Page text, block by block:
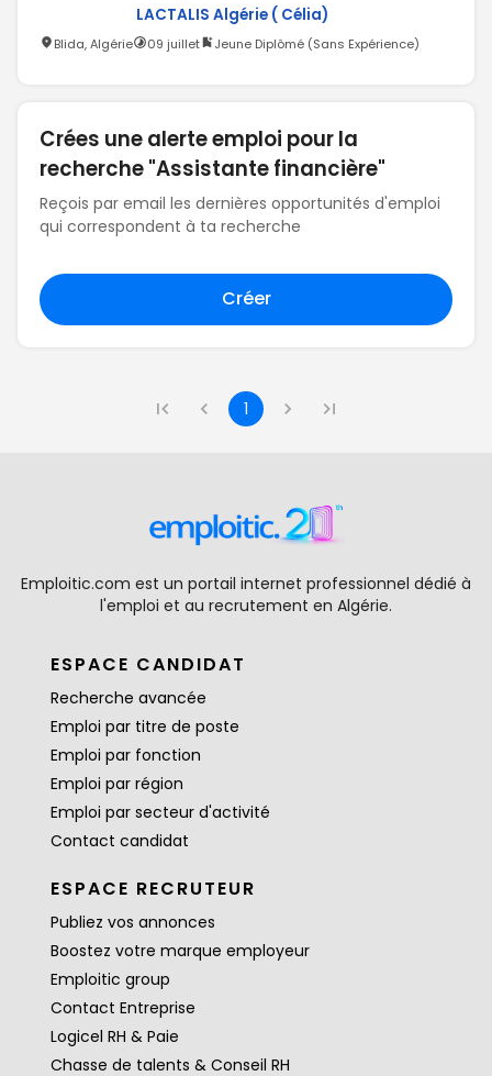
LACTALIS Algérie ( Célia)
Blida, Algérie 09 juillet Jeune Diplômé (Sans Expérience)
Crées une alerte emploi pour la
recherche "Assistante financière"
Reçois par email les dernières opportunités d'emploi
qui correspondent à ta recherche
Créer
1
Emploitic.com est un portail internet professionnel dédié à
l'emploi et au recrutement en Algérie.
ESPACE CANDIDAT
Recherche avancée
Emploi par titre de poste
Emploi par fonction
Emploi par région
Emploi par secteur d'activité
Contact candidat
ESPACE RECRUTEUR
Publiez vos annonces
Boostez votre marque employeur
Emploitic group
Contact Entreprise
Logicel RH & Paie
Chasse de talents & Conseil RH